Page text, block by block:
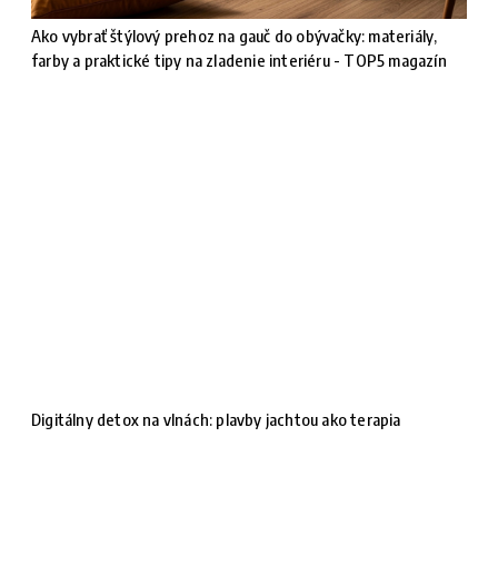
Ako vybrať štýlový prehoz na gauč do obývačky: materiály,
farby a praktické tipy na zladenie interiéru - TOP5 magazín
Digitálny detox na vlnách: plavby jachtou ako terapia